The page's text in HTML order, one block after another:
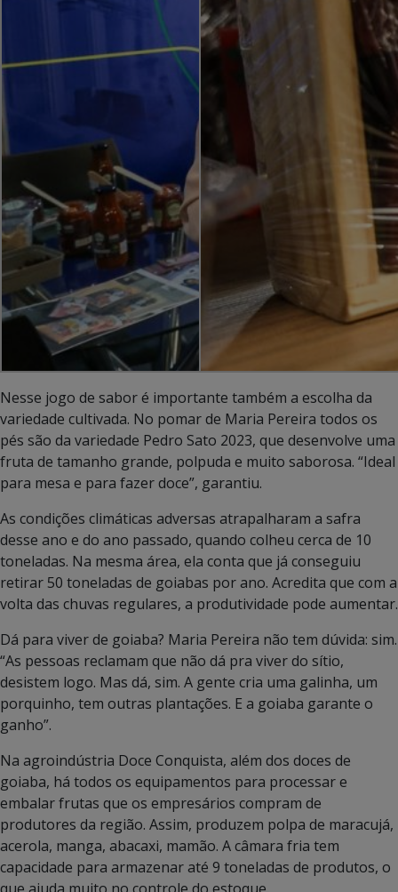
Nesse jogo de sabor é importante também a escolha da
variedade cultivada. No pomar de Maria Pereira todos os
pés são da variedade Pedro Sato 2023, que desenvolve uma
fruta de tamanho grande, polpuda e muito saborosa. “Ideal
para mesa e para fazer doce”, garantiu.
As condições climáticas adversas atrapalharam a safra
desse ano e do ano passado, quando colheu cerca de 10
toneladas. Na mesma área, ela conta que já conseguiu
retirar 50 toneladas de goiabas por ano. Acredita que com a
volta das chuvas regulares, a produtividade pode aumentar.
Dá para viver de goiaba? Maria Pereira não tem dúvida: sim.
“As pessoas reclamam que não dá pra viver do sítio,
desistem logo. Mas dá, sim. A gente cria uma galinha, um
porquinho, tem outras plantações. E a goiaba garante o
ganho”.
Na agroindústria Doce Conquista, além dos doces de
goiaba, há todos os equipamentos para processar e
embalar frutas que os empresários compram de
produtores da região. Assim, produzem polpa de maracujá,
acerola, manga, abacaxi, mamão. A câmara fria tem
capacidade para armazenar até 9 toneladas de produtos, o